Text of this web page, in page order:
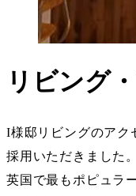
リビング
I様邸リビングのアク
採用いただきました。
英国で最もポピュラ